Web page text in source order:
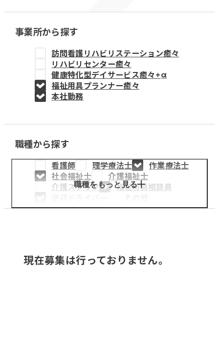
福祉用具プランナー癒々
教育事業
姫路中央こども園
姫路中央保育園
採用情報
医療・介護事業
募集職種
事業所から探す
訪問看護リハビリステーション癒々
リハビリセンター癒々
健康特化型デイサービス癒々+α
福祉用具プランナー癒々
本社勤務
職種から探す
看護師 理学療法士
作業療法士
社会福祉士
介護福祉士
介護スタッフ
福祉用具相談員
職種をもっと見る
現在募集は行っておりません。